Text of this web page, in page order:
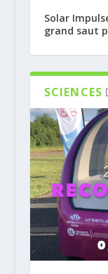
Solar
grand saut
SCIENCES